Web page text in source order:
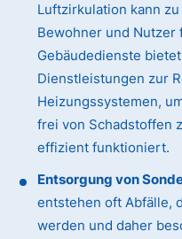
Luftzirkulation kann
Bewohner und Nutzer
Gebäudedienste
Dienstleistungen zur
Heizungssystemen,
frei von Schadstoffen
effizient funktioniert.
Entsorgung von
entstehen oft Abfälle,
werden und daher